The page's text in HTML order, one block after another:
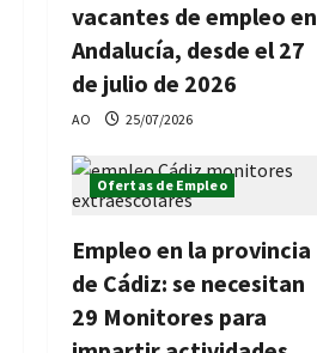
vacantes de empleo en
Andalucía, desde el 27
de julio de 2026
AO 25/07/2026
Ofertas de Empleo
Empleo en la provincia
de Cádiz: se necesitan
29 Monitores para